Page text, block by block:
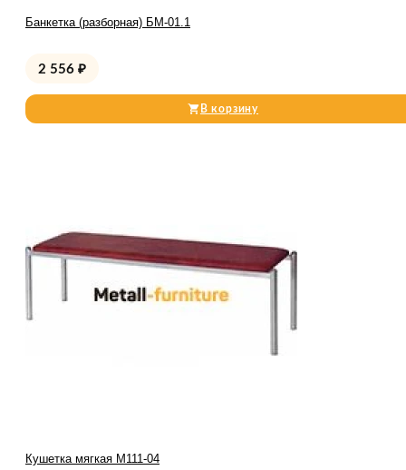
Банкетка (разборная) БМ-01.1
2 556 ₽
В корзину
Кушетка мягкая М111-04